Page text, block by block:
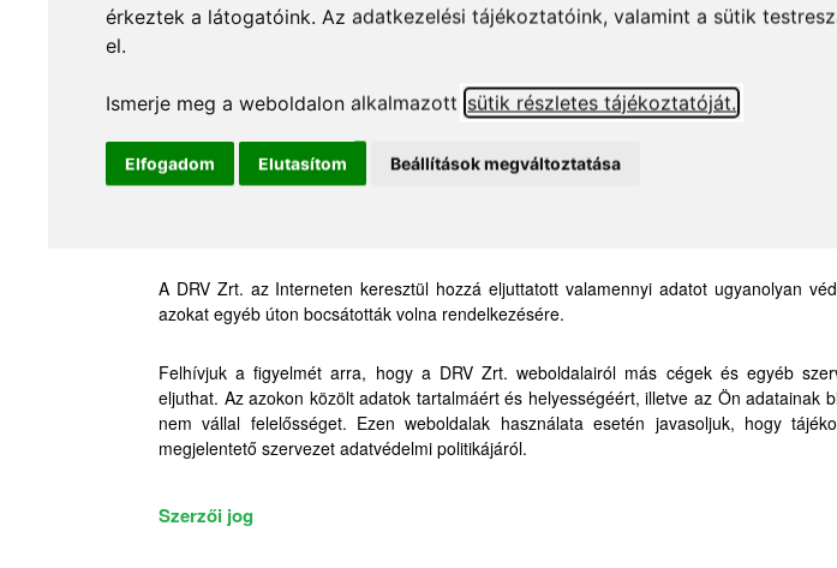
érkeztek a látogatóink. Az adatkezelési tájékoztatóink, valamint a sütik
el.
Ismerje meg a weboldalon alkalmazott sütik részletes tájékoztatóját.
Elfogadom Elutasítom Beállítások megváltoztatása
tájékoztatás nyújtása új termékekről, szolgáltatásokról;
megrendelések intézése.
A DRV Zrt. – a vevői, partnerei és egyéb ügyfelei személyére, adataira, a DRV
A DRV Zrt. az Interneten keresztül hozzá eljuttatott valamennyi adatot ugyanolyan
azokat egyéb úton bocsátották volna rendelkezésére.
Felhívjuk a figyelmét arra, hogy a DRV Zrt. weboldalairól más cégek és egyéb
eljuthat. Az azokon közölt adatok tartalmáért és helyességéért, illetve az Ön adatainak
nem vállal felelősséget. Ezen weboldalak használata esetén javasoljuk, hogy
megjelentető szervezet adatvédelmi politikájáról.
Szerzői jog